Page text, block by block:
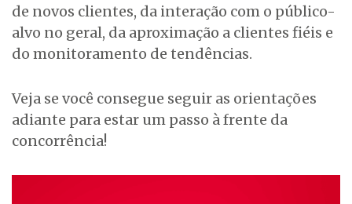
de novos clientes, da interação com o público-
alvo no geral, da aproximação a clientes fiéis e
do monitoramento de tendências.
Veja se você consegue seguir as orientações
adiante para estar um passo à frente da
concorrência!